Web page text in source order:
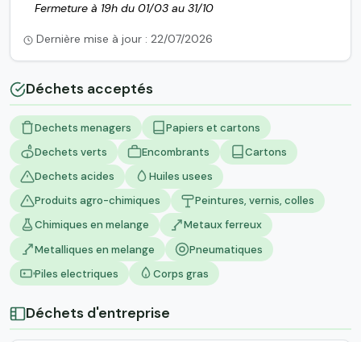
Fermeture à 19h du 01/03 au 31/10
Dernière mise à jour : 22/07/2026
Déchets acceptés
Dechets menagers
Papiers et cartons
Dechets verts
Encombrants
Cartons
Dechets acides
Huiles usees
Produits agro-chimiques
Peintures, vernis, colles
Chimiques en melange
Metaux ferreux
Metalliques en melange
Pneumatiques
Piles electriques
Corps gras
Déchets d'entreprise